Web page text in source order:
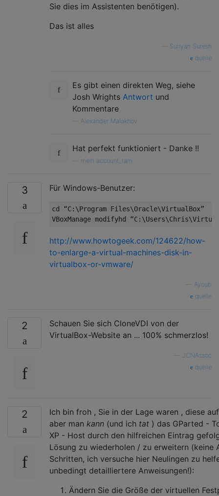
Sie dies im Assistenten benötigen).
Das ist alles
Suriyan Suresh
quelle
Es gibt einen direkten Weg, siehe
Josh Wrights Antwort und
Kommentare
Alexander Malakhov
Hat perfekt funktioniert - Danke !!
mein account_ram
3 Für Windows-Benutzer:
cd “C:\Program Files\Oracle\VirtualBox”
http://www.howtogeek.com/124622/how-
to-enlarge-a-virtual-machines-disk-in-
virtualbox-or-vmware/
Ayoub
quelle
2
Schauen Sie sich CloneVDI von der
VirtualBox-Website an ... 100% schmerzlos!
JCNAssoc
quelle
2
Ich bin froh , Sie in der Lage waren , diese
aber man kann (und ich tat ) das GParted -
XP - Host durch den hilfreichen Eintrag
Lösung zu wiederholen / zu erweitern (keine
Schritten, ich versuche hier Neulingen zu
unbedingt detailliertere Anweisungen!):
Ändern Sie die Größe der virtuellen